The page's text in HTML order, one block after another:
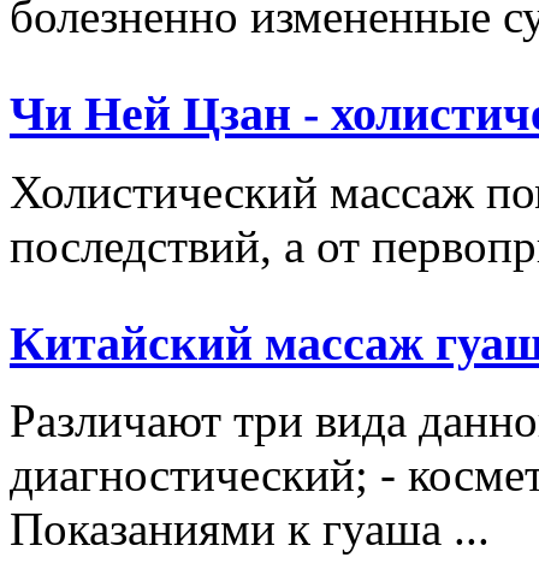
болезненно измененные
Чи Ней Цзан -
Холистический массаж
последствий, а от
Китайский массаж
Различают три вида
диагностический; -
Показаниями к гуаша ...